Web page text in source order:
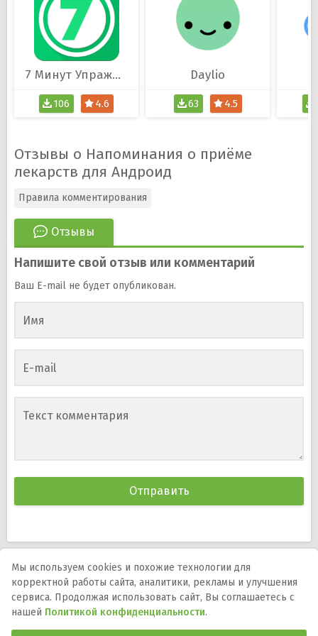
7 Минут Упражнение
106 4.6
Daylio
63 4.5
Отзывы о Напоминания о приёме
лекарств для Андроид
Отзывы
Правила комментирования
Напишите свой отзыв или комментарий
Ваш E-mail не будет опубликован.
Имя
E-mail
Текст комментария
Мы в соцсетях:
DMCA Правообладателям
Политика
конфиденциальности
Обратная связь
Мы используем cookies и похожие технологии для
корректной работы сайта, аналитики, рекламы и улучшения
сервиса. Продолжая использовать сайт, Вы соглашаетесь с
нашей Политикой конфиденциальности.